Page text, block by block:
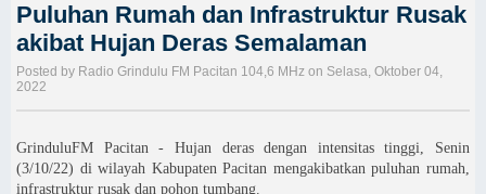
Puluhan Rumah dan Infrastruktur Rusak
akibat Hujan Deras Semalaman
Posted by Radio Grindulu FM Pacitan 104,6 MHz on Selasa, Oktober 04,
2022
GrinduluFM Pacitan - Hujan deras dengan intensitas tinggi, Senin
(3/10/22) di wilayah Kabupaten Pacitan mengakibatkan puluhan rumah,
infrastruktur rusak dan pohon tumbang.